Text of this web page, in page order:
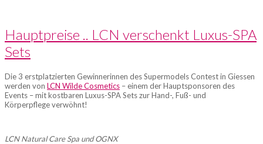
KOSMETIK
MAKE-
UP
SCHULE
Hauptpreise .. LCN verschenkt Luxus-SPA
Sets
Die 3 erstplatzierten Gewinnerinnen des Supermodels Contest in Giessen
werden von LCN Wilde Cosmetics – einem der Hauptsponsoren des
Events – mit kostbaren Luxus-SPA Sets zur Hand-, Fuß- und
Körperpflege verwöhnt!
LCN Natural Care Spa und OGNX